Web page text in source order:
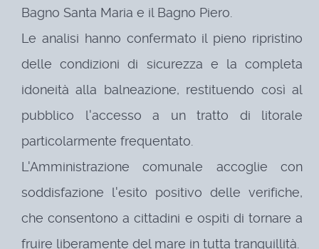
Bagno Santa Maria e il Bagno Piero.
Le analisi hanno confermato il pieno ripristino
delle condizioni di sicurezza e la completa
idoneità alla balneazione, restituendo così al
pubblico l'accesso a un tratto di litorale
particolarmente frequentato.
L'Amministrazione comunale accoglie con
soddisfazione l'esito positivo delle verifiche,
che consentono a cittadini e ospiti di tornare a
fruire liberamente del mare in tutta tranquillità.